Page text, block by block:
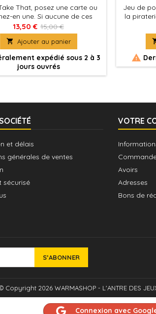
That, posez une carte ou
en une. Si aucune de ces
ne sont possibles, vous
alors la pile de cartes. C'est
simple, non ?
13,50 € 15,00 €
 Ajouter au panier
expédié sous 2 à 3
jours ouvrés
Jeu de
la
joueurs
tuiles afin

et délais
générales de ventes
sécurisé
VOTRE
Avoirs
Adresses
Bons de
Copyright 2026 WARMASHOP - L'ANTRE DES
Connexion avec